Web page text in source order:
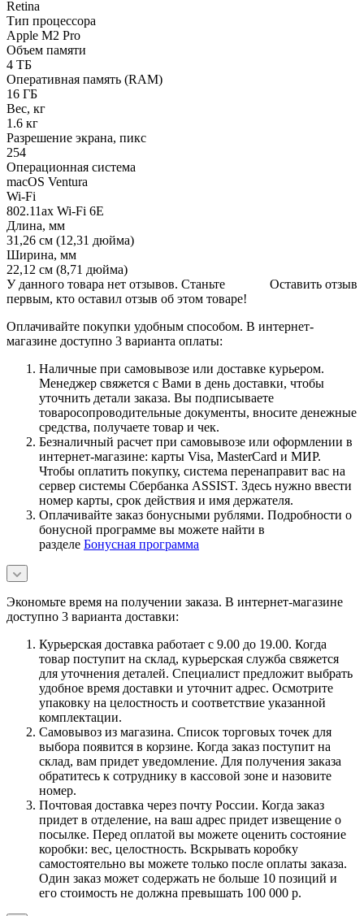
Retina
Тип процессора
Apple M2 Pro
Объем памяти
4 ТБ
Оперативная память (RAM)
16 ГБ
Вес, кг
1.6 кг
Разрешение экрана, пикс
254
Операционная система
macOS Ventura
Wi-Fi
802.11ax Wi-Fi 6E
Длина, мм
31,26 см (12,31 дюйма)
Ширина, мм
22,12 см (8,71 дюйма)
Оставить отзыв
У данного товара нет отзывов. Станьте
первым, кто оставил отзыв об этом товаре!
Оплачивайте покупки удобным способом. В интернет-
магазине доступно 3 варианта оплаты:
Наличные при самовывозе или доставке курьером.
Менеджер свяжется с Вами в день доставки, чтобы
уточнить детали заказа. Вы подписываете
товаросопроводительные документы, вносите денежные
средства, получаете товар и чек.
Безналичный расчет при самовывозе или оформлении в
интернет-магазине: карты Visa, MasterCard и МИР.
Чтобы оплатить покупку, система перенаправит вас на
сервер системы Сбербанка ASSIST. Здесь нужно ввести
номер карты, срок действия и имя держателя.
Оплачивайте заказ бонусными рублями. Подробности о
бонусной программе вы можете найти в
разделе Бонусная программа
Экономьте время на получении заказа. В интернет-магазине
доступно 3 варианта доставки:
Курьерская доставка работает с 9.00 до 19.00. Когда
товар поступит на склад, курьерская служба свяжется
для уточнения деталей. Специалист предложит выбрать
удобное время доставки и уточнит адрес. Осмотрите
упаковку на целостность и соответствие указанной
комплектации.
Самовывоз из магазина. Список торговых точек для
выбора появится в корзине. Когда заказ поступит на
склад, вам придет уведомление. Для получения заказа
обратитесь к сотруднику в кассовой зоне и назовите
номер.
Почтовая доставка через почту России. Когда заказ
придет в отделение, на ваш адрес придет извещение о
посылке. Перед оплатой вы можете оценить состояние
коробки: вес, целостность. Вскрывать коробку
самостоятельно вы можете только после оплаты заказа.
Один заказ может содержать не больше 10 позиций и
его стоимость не должна превышать 100 000 р.